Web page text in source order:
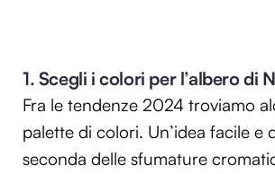
1. Scegli i colori per l’albero di
Fra le tendenze 2024 troviamo
palette di colori. Un’idea facile e
seconda delle sfumature